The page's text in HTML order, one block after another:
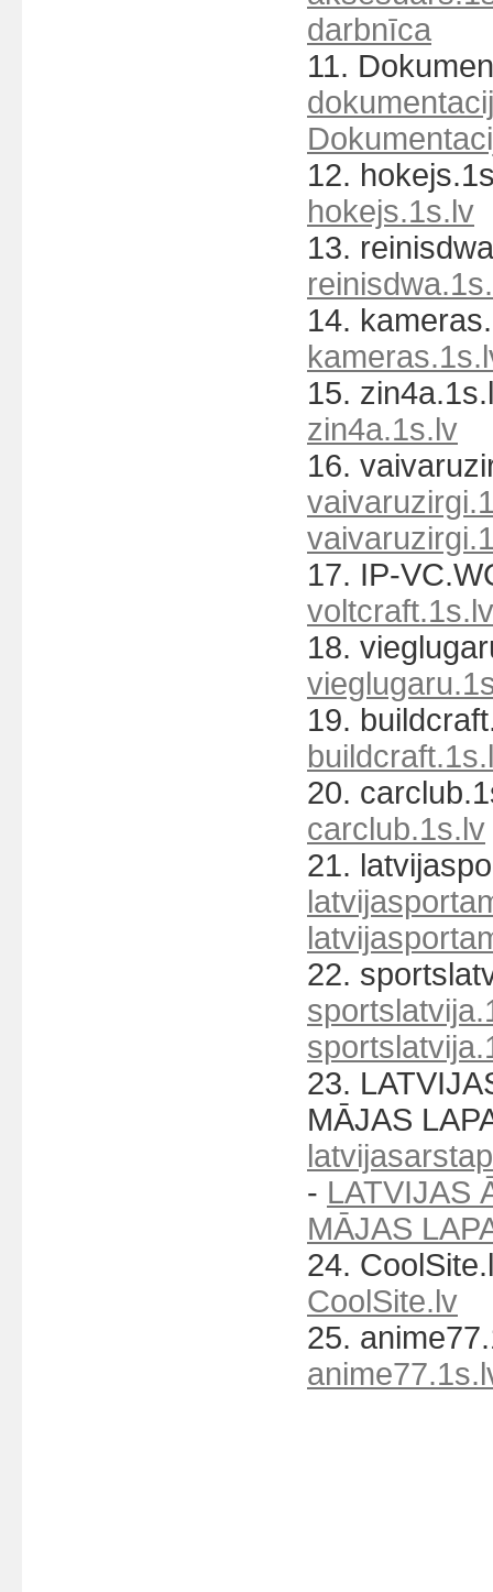
darbnīca
11.
12.
hokejs.1s.lv
13.
14.
15.
zin4a.1s.lv
16.
17. IP-
voltcraft.1s.lv
18.
19.
20.
carclub.1s.lv
21.
22.
23.
MĀJAS
- LATVIJAS
MĀJAS
24.
CoolSite.lv
25.